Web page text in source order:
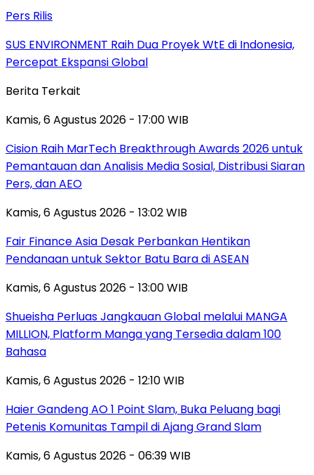
Pers Rilis
SUS ENVIRONMENT Raih Dua Proyek WtE di Indonesia,
Percepat Ekspansi Global
Berita Terkait
Kamis, 6 Agustus 2026 - 17:00 WIB
Cision Raih MarTech Breakthrough Awards 2026 untuk
Pemantauan dan Analisis Media Sosial, Distribusi Siaran
Pers, dan AEO
Kamis, 6 Agustus 2026 - 13:02 WIB
Fair Finance Asia Desak Perbankan Hentikan
Pendanaan untuk Sektor Batu Bara di ASEAN
Kamis, 6 Agustus 2026 - 13:00 WIB
Shueisha Perluas Jangkauan Global melalui MANGA
MILLION, Platform Manga yang Tersedia dalam 100
Bahasa
Kamis, 6 Agustus 2026 - 12:10 WIB
Haier Gandeng AO 1 Point Slam, Buka Peluang bagi
Petenis Komunitas Tampil di Ajang Grand Slam
Kamis, 6 Agustus 2026 - 06:39 WIB